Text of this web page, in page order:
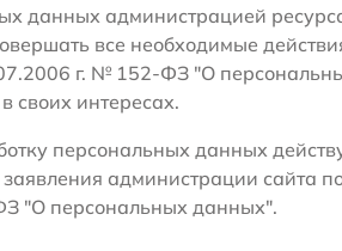
данных администрацией
все необходимые
г. № 152-ФЗ "О
своих интересах.
персональных данных
администрации сайта
"О персональных данных".